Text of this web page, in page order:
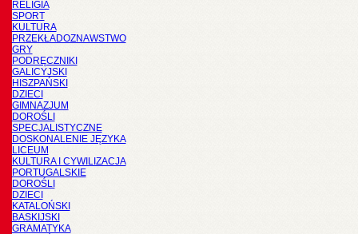
RELIGIA
SPORT
KULTURA
PRZEKŁADOZNAWSTWO
GRY
PODRĘCZNIKI
GALICYJSKI
HISZPAŃSKI
DZIECI
GIMNAZJUM
DOROŚLI
SPECJALISTYCZNE
DOSKONALENIE JĘZYKA
LICEUM
KULTURA I CYWILIZACJA
PORTUGALSKIE
DOROŚLI
DZIECI
KATALOŃSKI
BASKIJSKI
GRAMATYKA